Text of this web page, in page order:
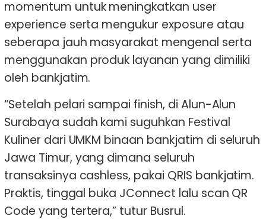
momentum untuk meningkatkan user
experience serta mengukur exposure atau
seberapa jauh masyarakat mengenal serta
menggunakan produk layanan yang dimiliki
oleh bankjatim.
“Setelah pelari sampai finish, di Alun-Alun
Surabaya sudah kami suguhkan Festival
Kuliner dari UMKM binaan bankjatim di seluruh
Jawa Timur, yang dimana seluruh
transaksinya cashless, pakai QRIS bankjatim.
Praktis, tinggal buka JConnect lalu scan QR
Code yang tertera,” tutur Busrul.